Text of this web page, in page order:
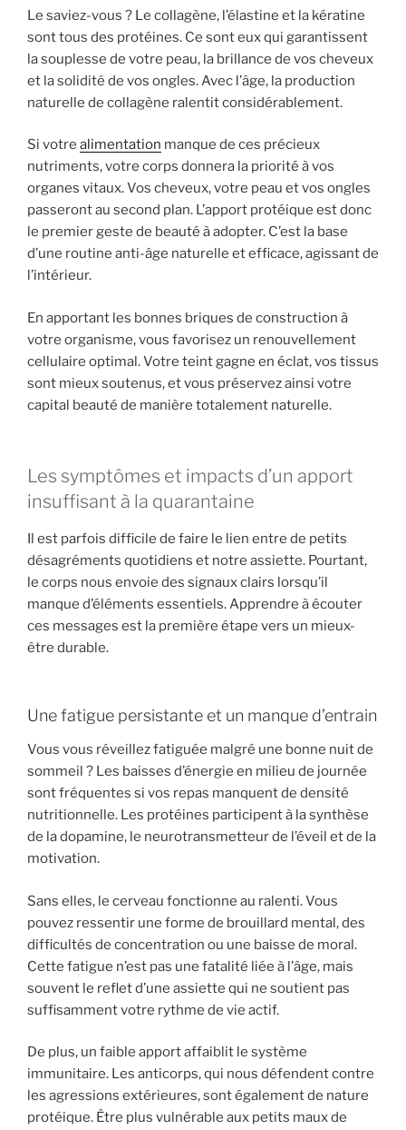
Le saviez-vous ? Le collagène, l’élastine et la kératine
sont tous des protéines. Ce sont eux qui garantissent
la souplesse de votre peau, la brillance de vos cheveux
et la solidité de vos ongles. Avec l’âge, la production
naturelle de collagène ralentit considérablement.
Si votre alimentation manque de ces précieux
nutriments, votre corps donnera la priorité à vos
organes vitaux. Vos cheveux, votre peau et vos ongles
passeront au second plan. L’apport protéique est donc
le premier geste de beauté à adopter. C’est la base
d’une routine anti-âge naturelle et efficace, agissant de
l’intérieur.
En apportant les bonnes briques de construction à
votre organisme, vous favorisez un renouvellement
cellulaire optimal. Votre teint gagne en éclat, vos tissus
sont mieux soutenus, et vous préservez ainsi votre
capital beauté de manière totalement naturelle.
Les symptômes et impacts d’un apport
insuffisant à la quarantaine
Il est parfois difficile de faire le lien entre de petits
désagréments quotidiens et notre assiette. Pourtant,
le corps nous envoie des signaux clairs lorsqu’il
manque d’éléments essentiels. Apprendre à écouter
ces messages est la première étape vers un mieux-
être durable.
Une fatigue persistante et un manque d’entrain
Vous vous réveillez fatiguée malgré une bonne nuit de
sommeil ? Les baisses d’énergie en milieu de journée
sont fréquentes si vos repas manquent de densité
nutritionnelle. Les protéines participent à la synthèse
de la dopamine, le neurotransmetteur de l’éveil et de la
motivation.
Sans elles, le cerveau fonctionne au ralenti. Vous
pouvez ressentir une forme de brouillard mental, des
difficultés de concentration ou une baisse de moral.
Cette fatigue n’est pas une fatalité liée à l’âge, mais
souvent le reflet d’une assiette qui ne soutient pas
suffisamment votre rythme de vie actif.
De plus, un faible apport affaiblit le système
immunitaire. Les anticorps, qui nous défendent contre
les agressions extérieures, sont également de nature
protéique. Être plus vulnérable aux petits maux de